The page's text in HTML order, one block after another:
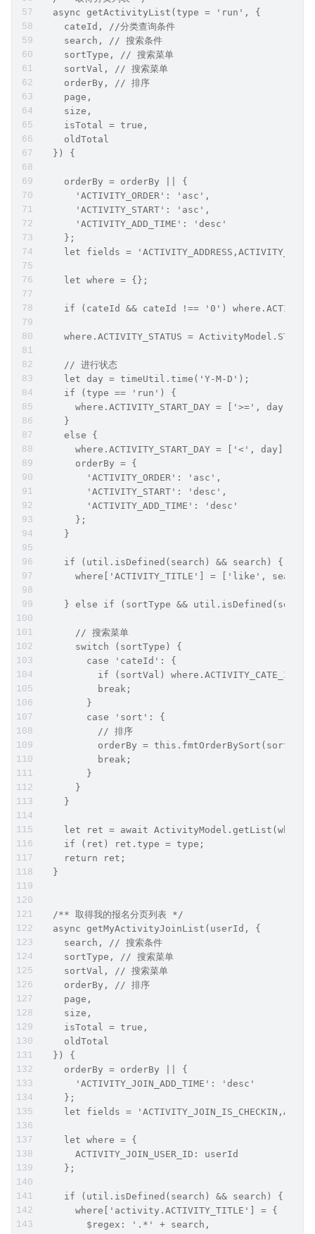
  async getActivityList(type = 'run', {
    cateId, //分类查询条件
    search, // 搜索条件
    sortType, // 搜索菜单
    sortVal, // 搜索菜单
    orderBy, // 排序
    page,
    size,
    isTotal = true,
    oldTotal
  }) {
    orderBy = orderBy || {
      'ACTIVITY_ORDER': 'asc',
      'ACTIVITY_START': 'asc',
      'ACTIVITY_ADD_TIME': 'desc'
    };
let fields =
    let where = {};
if (cateId && cateId !== '0')
where.ACTIVITY_STATUS =
    // 进行状态
    let day = timeUtil.time('Y-M-D');
    if (type == 'run') {
      where.ACTIVITY_START_DAY = ['>=', day];
    }
    else {
      where.ACTIVITY_START_DAY = ['<', day];
      orderBy = {
        'ACTIVITY_ORDER': 'asc',
        'ACTIVITY_START': 'desc',
        'ACTIVITY_ADD_TIME': 'desc'
      };
    }
    if (util.isDefined(search) && search) {
where['ACTIVITY_TITLE'] = ['like',
} else if (sortType &&
      // 搜索菜单
      switch (sortType) {
        case 'cateId': {
if (sortVal) where.ACTIVITY_CATE_ID =
          break;
        }
        case 'sort': {
          // 排序
orderBy =
          break;
        }
      }
    }
let ret = await
    if (ret) ret.type = type;
    return ret;
  }
  /** 取得我的报名分页列表 */
  async getMyActivityJoinList(userId, {
    search, // 搜索条件
    sortType, // 搜索菜单
    sortVal, // 搜索菜单
    orderBy, // 排序
    page,
    size,
    isTotal = true,
    oldTotal
  }) {
    orderBy = orderBy || {
      'ACTIVITY_JOIN_ADD_TIME': 'desc'
    };
let fields =
    let where = {
      ACTIVITY_JOIN_USER_ID: userId
    };
    if (util.isDefined(search) && search) {
      where['activity.ACTIVITY_TITLE'] = {
        $regex: '.*' + search,